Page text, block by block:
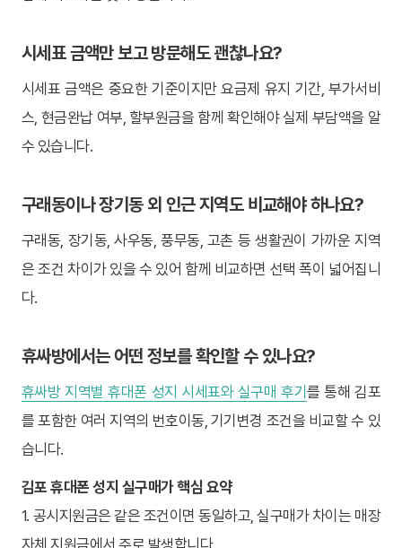
시세표 금액만 보고 방문해도 괜찮나요?
시세표 금액은 중요한 기준이지만 요금제 유지 기간, 부가서비
스, 현금완납 여부, 할부원금을 함께 확인해야 실제 부담액을 알
수 있습니다.
구래동이나 장기동 외 인근 지역도 비교해야 하나요?
구래동, 장기동, 사우동, 풍무동, 고촌 등 생활권이 가까운 지역
은 조건 차이가 있을 수 있어 함께 비교하면 선택 폭이 넓어집니
다.
휴싸방에서는 어떤 정보를 확인할 수 있나요?
휴싸방 지역별 휴대폰 성지 시세표와 실구매 후기를 통해 김포
를 포함한 여러 지역의 번호이동, 기기변경 조건을 비교할 수 있
습니다.
김포 휴대폰 성지 실구매가 핵심 요약
1. 공시지원금은 같은 조건이면 동일하고, 실구매가 차이는 매장
자체 지원금에서 주로 발생합니다.